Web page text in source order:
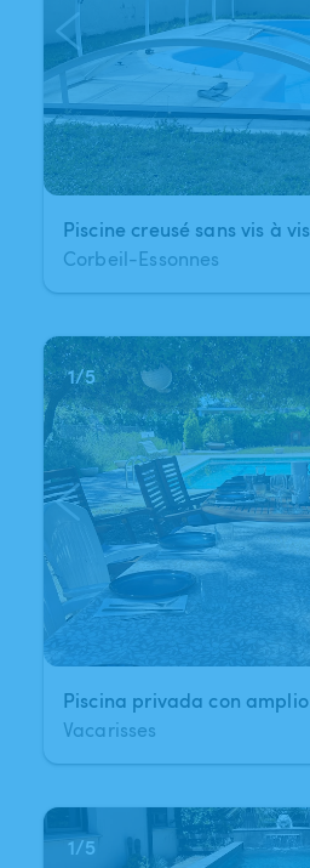
Piscine creusé sans vis à vis
Corbeil-Essonnes
1/5
Vacarisses
1/5